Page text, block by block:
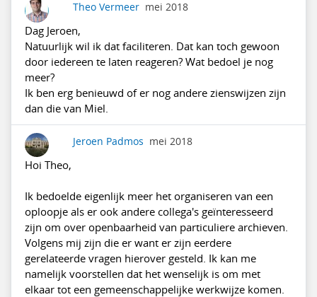
Theo Vermeer mei 2018
Dag Jeroen,
Natuurlijk wil ik dat faciliteren. Dat kan toch gewoon
door iedereen te laten reageren? Wat bedoel je nog
meer?
Ik ben erg benieuwd of er nog andere zienswijzen zijn
dan die van Miel.
Jeroen Padmos mei 2018
Hoi Theo,
Ik bedoelde eigenlijk meer het organiseren van een
oploopje als er ook andere collega's geïnteresseerd
zijn om over openbaarheid van particuliere archieven.
Volgens mij zijn die er want er zijn eerdere
gerelateerde vragen hierover gesteld. Ik kan me
namelijk voorstellen dat het wenselijk is om met
elkaar tot een gemeenschappelijke werkwijze komen.